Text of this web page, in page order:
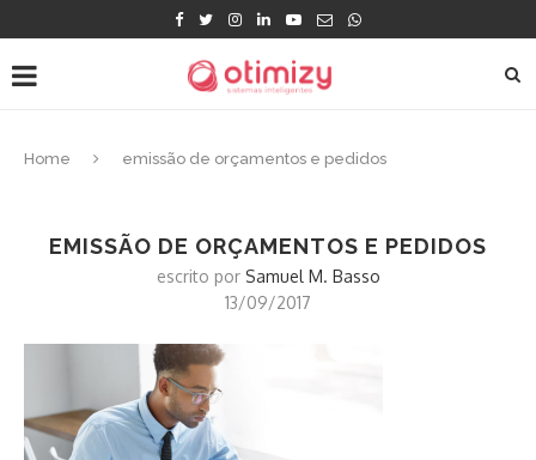
Home emissão de orçamentos e pedidos
EMISSÃO DE ORÇAMENTOS E PEDIDOS
escrito por Samuel M. Basso
13/09/2017